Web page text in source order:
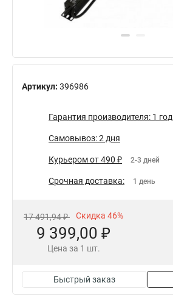
Артикул: 396986
Гарантия производителя: 1 год
Самовывоз: 2 дня
Курьером от 490 ₽ 2-3 дней
Срочная доставка: 1 день
17 491,94 ₽ Скидка 46%
9 399,00 ₽
Цена за 1 шт.
Быстрый заказ